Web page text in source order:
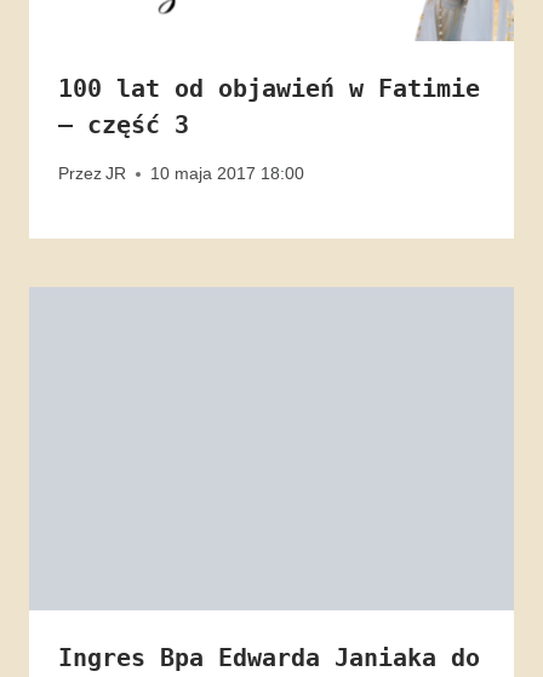
100 lat od objawień w Fatimie
– część 3
PrzezJR 10 maja 2017 18:00
Ingres Bpa Edwarda Janiaka do